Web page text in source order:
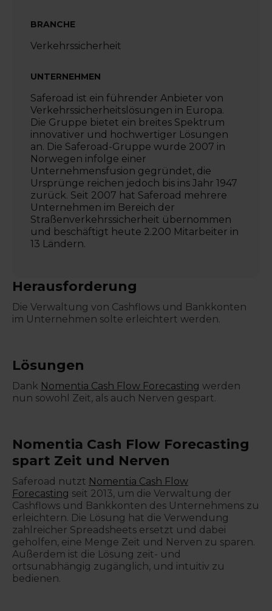
BRANCHE
Verkehrssicherheit
UNTERNEHMEN
Saferoad ist ein führender Anbieter von
Verkehrssicherheitslösungen in Europa.
Die Gruppe bietet ein breites Spektrum
innovativer und hochwertiger Lösungen
an. Die Saferoad-Gruppe wurde 2007 in
Norwegen infolge einer
Unternehmensfusion gegründet, die
Ursprünge reichen jedoch bis ins Jahr 1947
zurück. Seit 2007 hat Saferoad mehrere
Unternehmen im Bereich der
Straßenverkehrssicherheit übernommen
und beschäftigt heute 2.200 Mitarbeiter in
13 Ländern.
Herausforderung
Die Verwaltung von Cashflows und Bankkonten
im Unternehmen solte erleichtert werden.
Lösungen
Dank Nomentia Cash Flow Forecasting werden
nun sowohl Zeit, als auch Nerven gespart.
Nomentia Cash Flow Forecasting
spart Zeit und Nerven
Saferoad nutzt Nomentia Cash Flow
Forecasting seit 2013, um die Verwaltung der
Cashflows und Bankkonten des Unternehmens zu
erleichtern. Die Lösung hat die Verwendung
zahlreicher Spreadsheets ersetzt und dabei
geholfen, eine Menge Zeit und Nerven zu sparen.
Außerdem ist die Lösung zeit- und
ortsunabhängig zugänglich, und intuitiv zu
bedienen.